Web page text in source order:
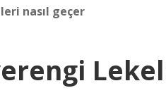
nasıl geçer